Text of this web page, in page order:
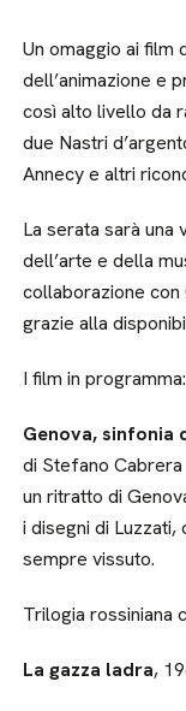
Un omaggio ai film
dell’animazione e
così alto livello da
due Nastri
Annecy e altri
La serata sarà
dell’arte e della
collaborazione con
grazie alla
I film in programma:
Genova, sinfonia
di Stefano Cabrera
un ritratto di
i disegni di Luzzati,
sempre vissuto.
Trilogia rossiniana
La gazza ladra,